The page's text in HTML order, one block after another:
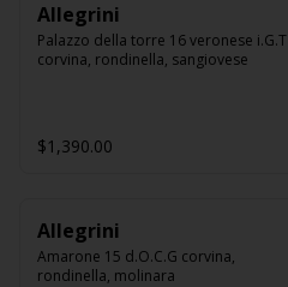
Allegrini
Palazzo della torre 16 veronese i.G.T
corvina, rondinella, sangiovese
$1,390.00
Allegrini
Amarone 15 d.O.C.G corvina,
rondinella, molinara